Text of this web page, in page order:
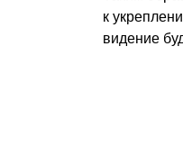
к
видение